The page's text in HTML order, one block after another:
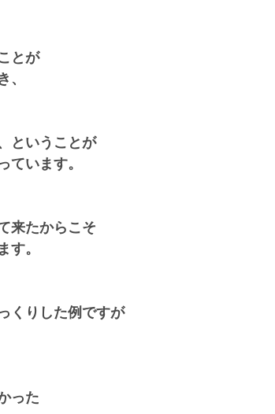
とが
、
ということが
ています。
来たからこそ
す。
くりした例ですが
った